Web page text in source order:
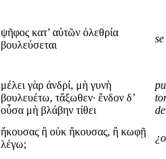
ψῆφος κατ’ αὐτῶν ὀλεθρία
βουλεύσεται
μέλει γὰρ ἀνδρί, μὴ γυνὴ
βουλευέτω, τἄξωθεν· ἔνδον δ’
οὖσα μὴ βλάβην τίθει
ἤκουσας ἢ οὐκ ἤκουσας, ἢ κωφῇ
λέγω;